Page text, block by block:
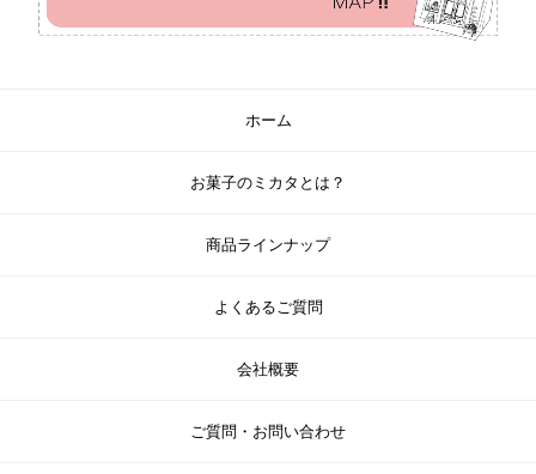
ホーム
お菓子のミカタとは？
商品ラインナップ
よくあるご質問
会社概要
ご質問・お問い合わせ